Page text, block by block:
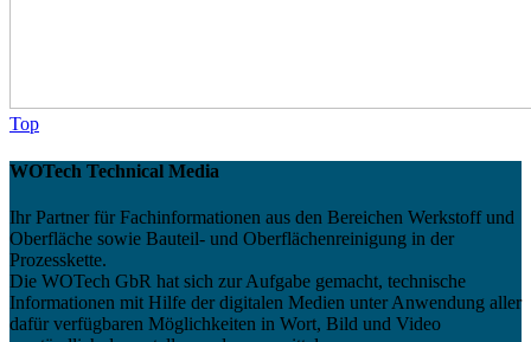
Top
WOTech Technical Media
Ihr Partner für Fachinformationen aus den Bereichen Werkstoff und
Oberfläche sowie Bauteil- und Oberflächenreinigung in der
Prozesskette.
Die WOTech GbR hat sich zur Aufgabe gemacht, technische
Informationen mit Hilfe der digitalen Medien unter Anwendung aller
dafür verfügbaren Möglichkeiten in Wort, Bild und Video